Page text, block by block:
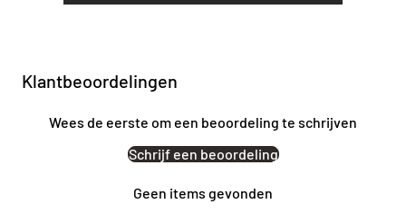
Klantbeoordelingen
Wees de eerste om een beoordeling te schrijven
Schrijf een beoordeling
Geen items gevonden